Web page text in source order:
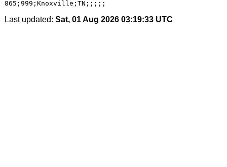
Last updated: Sat, 01 Aug 2026 03:19:33 UTC